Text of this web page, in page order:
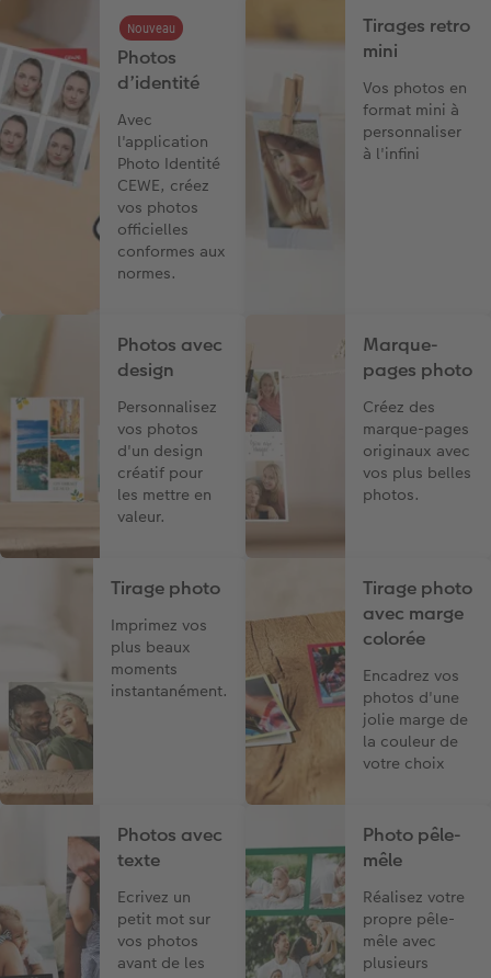
Photos
d’identité
Avec
l'application
Photo Identité
CEWE, créez
vos photos
officielles
conformes aux
normes.
Nouveau
Tirages retro
mini
Vos photos en
format mini à
personnaliser
à l'infini
Photos avec
design
Personnalisez
vos photos
d'un design
créatif pour
les mettre en
valeur.
Marque-
pages photo
Créez des
marque-pages
originaux avec
vos plus belles
photos.
Tirage photo
Imprimez vos
plus beaux
moments
instantanément.
Tirage photo
avec marge
colorée
Encadrez vos
photos d'une
jolie marge de
la couleur de
votre choix
Photos avec
texte
Ecrivez un
petit mot sur
vos photos
avant de les
Photo pêle-
mêle
Réalisez votre
propre pêle-
mêle avec
plusieurs